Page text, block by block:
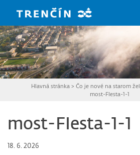
Hlavná stránka >Čo je nové na starom
most-FIesta-1-1
most-FIesta-1-1
18. 6. 2026